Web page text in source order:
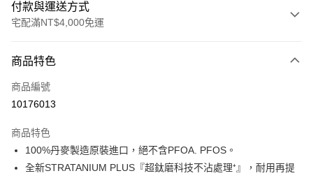
付款與運送方式
宅配滿NT$4,000免運
信用卡一次付款
信用卡分期付款
合作金庫商業銀行
華南商業銀行
彰化商業銀行
上海商業儲蓄銀行
台北富邦商業銀行
LINE Pay
Apple Pay
商品特色
商品編號
10176013
商品特色
100%丹麥製造原裝進口，絕不含PFOA. PFOS。
全新STRATANIUM PLUS『超鈦磨科技不沾處理⁺』，耐用再提